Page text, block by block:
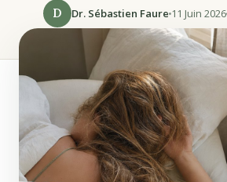
D Dr. Sébastien Faure11 Juin 2026